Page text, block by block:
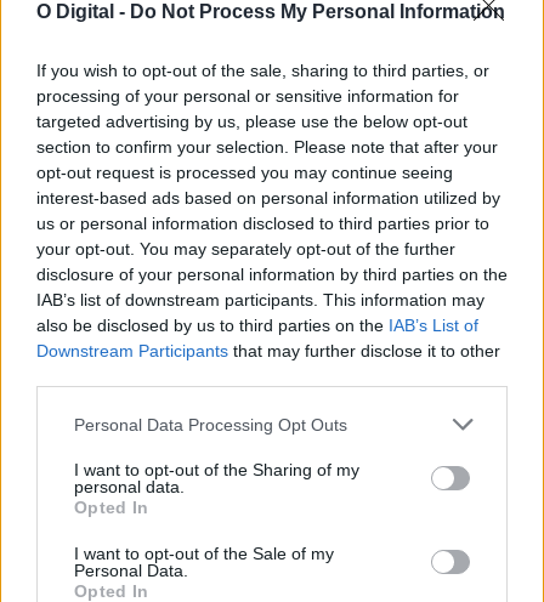
O Digital - Do Not Process My Personal Information
If you wish to opt-out of the sale, sharing to third parties, or
processing of your personal or sensitive information for
targeted advertising by us, please use the below opt-out
section to confirm your selection. Please note that after your
opt-out request is processed you may continue seeing
interest-based ads based on personal information utilized by
us or personal information disclosed to third parties prior to
your opt-out. You may separately opt-out of the further
disclosure of your personal information by third parties on the
IAB’s list of downstream participants. This information may
also be disclosed by us to third parties on the IAB’s List of
Downstream Participants that may further disclose it to other
Personal Data Processing Opt Outs
I want to opt-out of the Sharing of my
personal data.
Opted In
I want to opt-out of the Sale of my
Personal Data.
Opted In
Portel recebe Colômbia e Polinésia Francesa no Festival
Internacional de Folclore
O XXVIII Festival Internacional de Folclore termina este domingo, 9
de agosto, em Portel,...
9 Agosto, 2026 - 11:00
Jardim da Paz inaugurado em Évora nos 81 anos de Hiroshima
Évora assinalou, esta quinta-feira, 6 de agosto, os 81 anos do
bombardeamento atómico de...
9 Agosto, 2026 - 10:00